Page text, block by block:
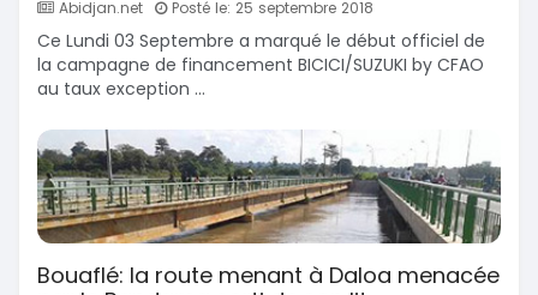
Abidjan.net Posté le: 25 septembre 2018
Ce Lundi 03 Septembre a marqué le début officiel de
la campagne de financement BICICI/SUZUKI by CFAO
au taux exception ...
Bouaflé: la route menant à Daloa menacée